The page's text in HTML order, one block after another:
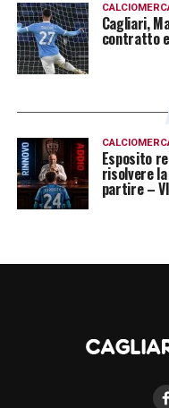
Cagliari,
contratto
Esposito
risolvere
partire –